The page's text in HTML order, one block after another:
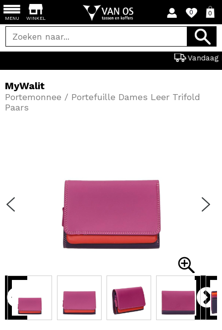
WINKEL
0 0
Vandaag besteld, de zelfde dag
MENU
MyWalit
Portemonnee / Portefuille Dames Leer Trifold
Paars